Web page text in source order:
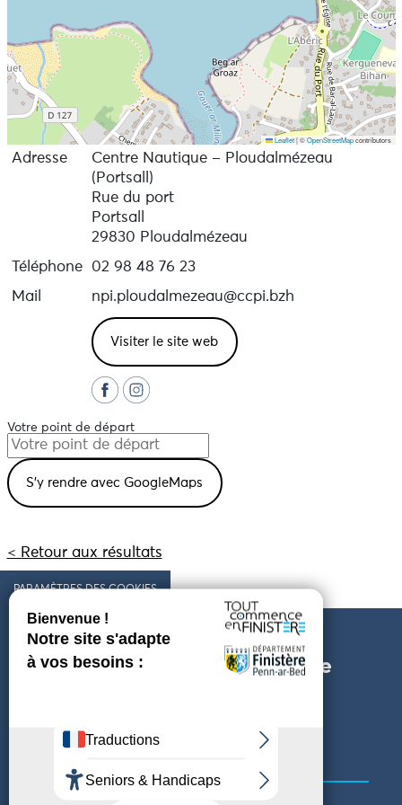
Leaflet|©OpenStreetMapcontributors
Adresse
Centre Nautique – Ploudalmézeau
(Portsall)
Rue du port
Portsall
29830 Ploudalmézeau
Téléphone
02 98 48 76 23
Mail
npi.ploudalmezeau@ccpi.bzh
Visiter le site web
Votre point de départ
< Retour aux résultats
PARAMÈTRES DES COOKIES
Suivez l'actualité du Finistère